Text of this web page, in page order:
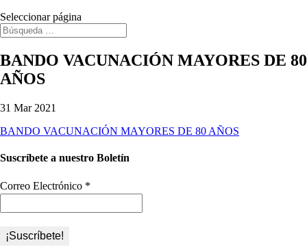
Seleccionar página
BANDO VACUNACIÓN MAYORES DE 80
AÑOS
31 Mar 2021
BANDO VACUNACIÓN MAYORES DE 80 AÑOS
Suscríbete a nuestro Boletín
Correo Electrónico *